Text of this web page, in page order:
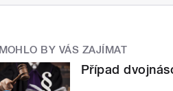
MOHLO BY VÁS ZAJÍMAT
Případ